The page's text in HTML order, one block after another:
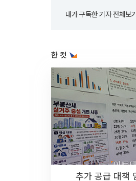
내가 구독한 기자 전체보기
한 컷
추가 공급 대책